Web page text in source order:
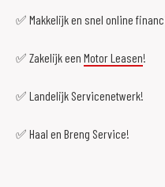
✅ Makkelijk en snel online
✅ Zakelijk een Motor Leasen!
✅ Landelijk Servicenetwerk!
✅ Haal en Breng Service!